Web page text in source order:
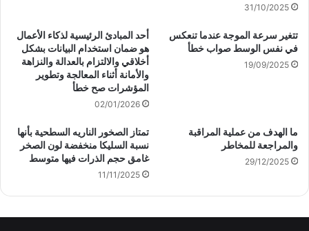
31/10/2025
تتغير سرعة الموجة عندما تنعكس
في نفس الوسط صواب خطأ
19/09/2025
أحد المبادئ الرئيسية لذكاء الأعمال
هو ضمان استخدام البيانات بشكل
أخلاقي والالتزام بالعدالة والنزاهة
والأمانة أثناء المعالجة وتطوير
المؤشرات صح خطأ
02/01/2026
ما الهدف من عملية المراقبة
والمراجعة للمخاطر
29/12/2025
تمتاز الصخور الناريه السطحية بأنها
نسبة السليكا منخفضة لون الصخر
غامق حجم الذرات فيها متوسط
11/11/2025